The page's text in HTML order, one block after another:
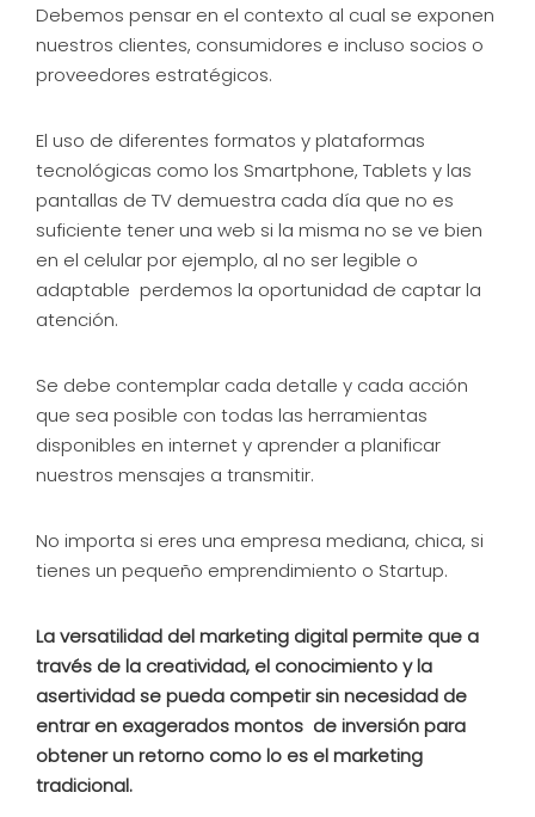
Debemos pensar en el contexto al cual se exponen
nuestros clientes, consumidores e incluso socios o
proveedores estratégicos.
El uso de diferentes formatos y plataformas
tecnológicas como los Smartphone, Tablets y las
pantallas de TV demuestra cada día que no es
suficiente tener una web si la misma no se ve bien
en el celular por ejemplo, al no ser legible o
adaptable perdemos la oportunidad de captar la
atención.
Se debe contemplar cada detalle y cada acción
que sea posible con todas las herramientas
disponibles en internet y aprender a planificar
nuestros mensajes a transmitir.
No importa si eres una empresa mediana, chica, si
tienes un pequeño emprendimiento o Startup.
La versatilidad del marketing digital permite que a
través de la creatividad, el conocimiento y la
asertividad se pueda competir sin necesidad de
entrar en exagerados montos de inversión para
obtener un retorno como lo es el marketing
tradicional.